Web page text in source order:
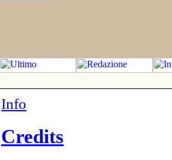
Info
Credits